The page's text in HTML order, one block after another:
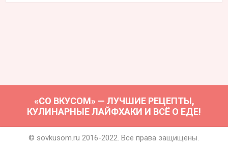
«СО ВКУСОМ» — ЛУЧШИЕ РЕЦЕПТЫ,
КУЛИНАРНЫЕ ЛАЙФХАКИ И ВСЁ О ЕДЕ!
© sovkusom.ru 2016-2022. Все права защищены.